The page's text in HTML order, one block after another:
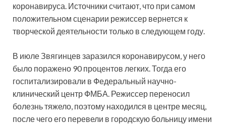
коронавируса. Источники считают, что при самом
положительном сценарии режиссер вернется к
творческой деятельности только в следующем году.
В июле Звягинцев заразился коронавирусом, у него
было поражено 90 процентов легких. Тогда его
госпитализировали в Федеральный научно-
клинический центр ФМБА. Режиссер переносил
болезнь тяжело, поэтому находился в центре месяц,
после чего его перевели в городскую больницу имени